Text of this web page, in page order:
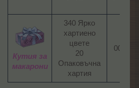
Кутия за
макарони
340 Ярко
хартиено
цвете
20
Опаковъчна
хартия​
00:15​